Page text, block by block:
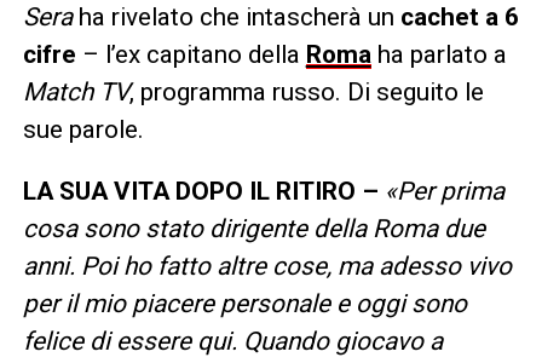
Seraha rivelato che intascherà un cachet a 6
cifre – l’ex capitano della Roma ha parlato a
Match TV, programma russo. Di seguito le
sue parole.
LA SUA VITA DOPO IL RITIRO – «Per prima
cosa sono stato dirigente della Roma due
anni. Poi ho fatto altre cose, ma adesso vivo
per il mio piacere personale e oggi sono
felice di essere qui. Quando giocavo a